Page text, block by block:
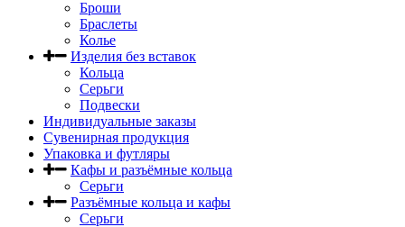
Броши
Браслеты
Колье
Изделия без вставок
Кольца
Серьги
Подвески
Индивидуальные заказы
Сувенирная продукция
Упаковка и футляры
Кафы и разъёмные кольца
Серьги
Разъёмные кольца и кафы
Серьги